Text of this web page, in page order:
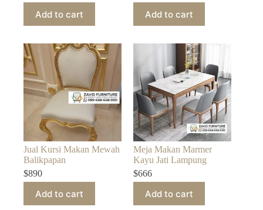
Add to cart Add to cart
Jual Kursi Makan Mewah
Balikpapan
$890
Add to cart
Meja Makan Marmer
Kayu Jati Lampung
$666
Add to cart